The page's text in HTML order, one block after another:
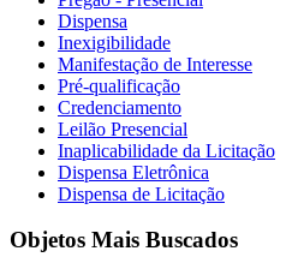
Dispensa
Inexigibilidade
Manifestação de Interesse
Pré-qualificação
Credenciamento
Leilão Presencial
Inaplicabilidade da Licitação
Dispensa Eletrônica
Dispensa de Licitação
Objetos Mais Buscados